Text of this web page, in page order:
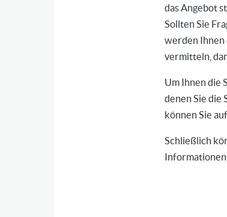
das Angebot
Sollten Sie
werden
vermitteln,
Um Ihnen die
denen Sie die
können Sie
Schließlich
Informationen